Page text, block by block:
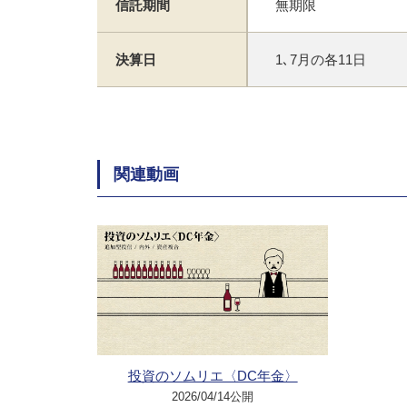
信託期間 無期限
決算日 1､7月の各11日
関連動画
投資のソムリエ〈DC年金〉
2026/04/14公開